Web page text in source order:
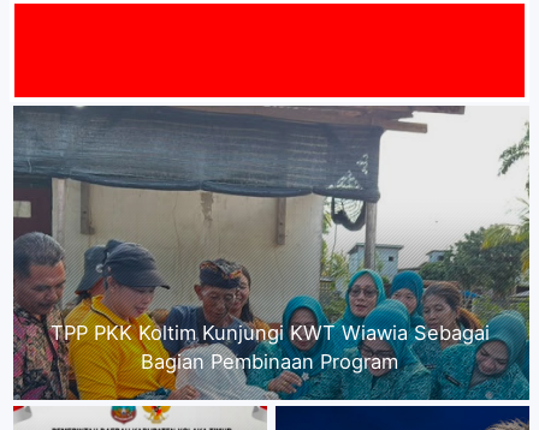
Kepala Dinas P2KB Kabupaten Kolaka Timur
mengucapkan,"Selamat Menyambut HUT RI ke-
81"